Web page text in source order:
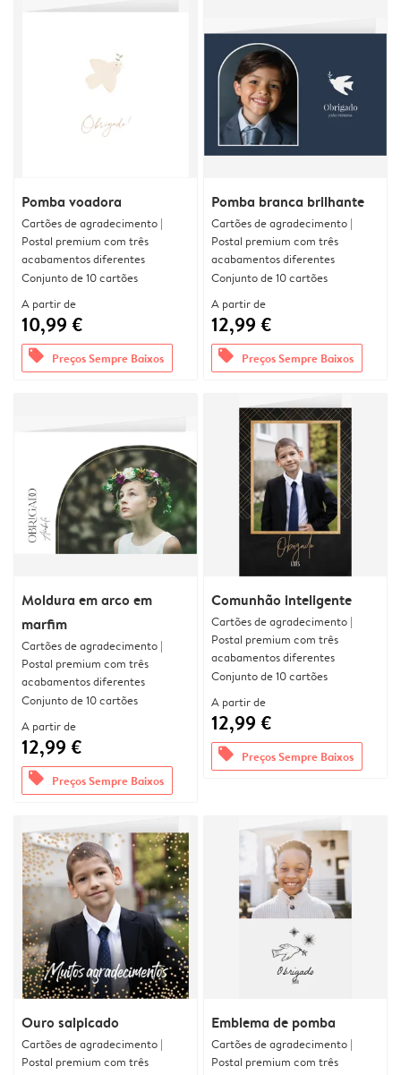
Pomba voadora
Cartões de agradecimento |
Postal premium com três
acabamentos diferentes
Conjunto de 10 cartões
A partir de
10,99 €
offers Preços Sempre Baixos
Pomba branca brilhante
Cartões de agradecimento |
Postal premium com três
acabamentos diferentes
Conjunto de 10 cartões
A partir de
12,99 €
offers Preços Sempre Baixos
Moldura em arco em
marfim
Cartões de agradecimento |
Postal premium com três
acabamentos diferentes
Conjunto de 10 cartões
A partir de
12,99 €
offers Preços Sempre Baixos
Comunhão inteligente
Cartões de agradecimento |
Postal premium com três
acabamentos diferentes
Conjunto de 10 cartões
A partir de
12,99 €
offers Preços Sempre Baixos
Ouro salpicado
Cartões de agradecimento |
Postal premium com três
Emblema de pomba
Cartões de agradecimento |
Postal premium com três